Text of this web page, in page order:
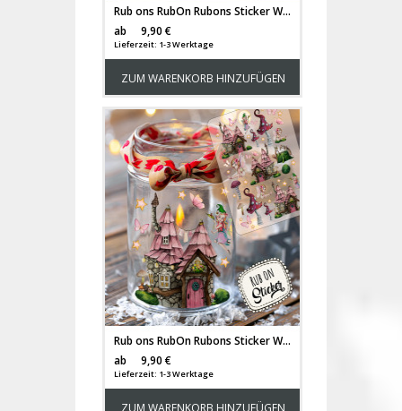
Rub ons RubOn Rubons Sticker Weihnachten Weihnachtssticker Weihnachtsmotive Tiere Wichtel Tür Elfentür Stern Weihnachtswichtel Zwerge A5 Bogen rb28
ab
9,90 €
Lieferzeit: 1-3 Werktage
ZUM WARENKORB HINZUFÜGEN
Rub ons RubOn Rubons Sticker Weihnachten Weihnachtssticker Elfenhäuschen Wichtelhaus Elfentür Fee fairy Elfe Wichtel A5 rb05
ab
9,90 €
Lieferzeit: 1-3 Werktage
ZUM WARENKORB HINZUFÜGEN